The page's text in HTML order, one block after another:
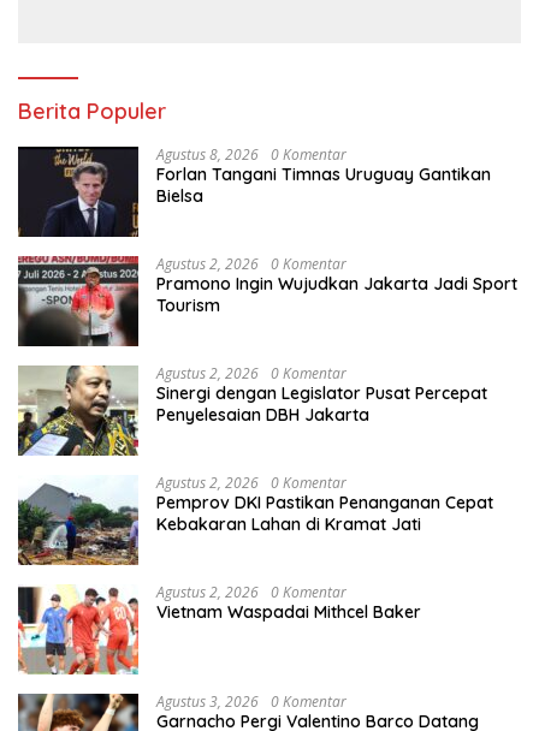
Berita Populer
Agustus 8, 2026 0 Komentar
Forlan Tangani Timnas Uruguay Gantikan
Bielsa
Agustus 2, 2026 0 Komentar
Pramono Ingin Wujudkan Jakarta Jadi Sport
Tourism
Agustus 2, 2026 0 Komentar
Sinergi dengan Legislator Pusat Percepat
Penyelesaian DBH Jakarta
Agustus 2, 2026 0 Komentar
Pemprov DKI Pastikan Penanganan Cepat
Kebakaran Lahan di Kramat Jati
Agustus 2, 2026 0 Komentar
Vietnam Waspadai Mithcel Baker
Agustus 3, 2026 0 Komentar
Garnacho Pergi Valentino Barco Datang